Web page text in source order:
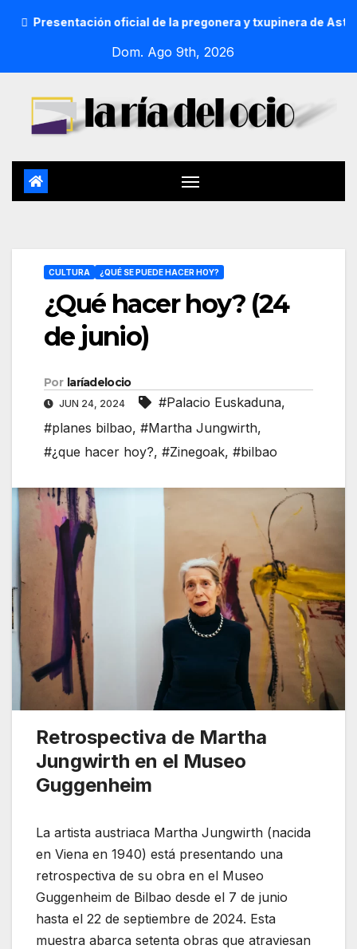
oficial de la pregonera y txupinera de Aste Nagusia 2026
Dom. Ago 9th, 2026
CULTURA ¿QUÉ SE PUEDE HACER HOY?
¿Qué hacer hoy? (24
de junio)
Por laríadelocio
JUN 24, 2024 #Palacio Euskaduna,
#planes bilbao, #Martha Jungwirth,
#¿que hacer hoy?, #Zinegoak, #bilbao
Retrospectiva de Martha
Jungwirth en el Museo
Guggenheim
La artista austriaca Martha Jungwirth (nacida
en Viena en 1940) está presentando una
retrospectiva de su obra en el Museo
Guggenheim de Bilbao desde el 7 de junio
hasta el 22 de septiembre de 2024. Esta
muestra abarca setenta obras que atraviesan